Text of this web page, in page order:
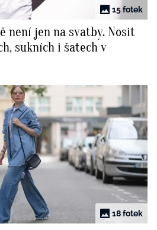
15 fotek
není jen na svatby. Nosit
sukních i šatech v
18 fotek